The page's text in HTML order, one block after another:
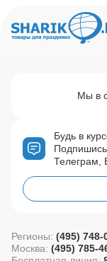
Будь в
Телеграм,
Мы в
Регионы: (495) 748-
Москва: (495) 785-